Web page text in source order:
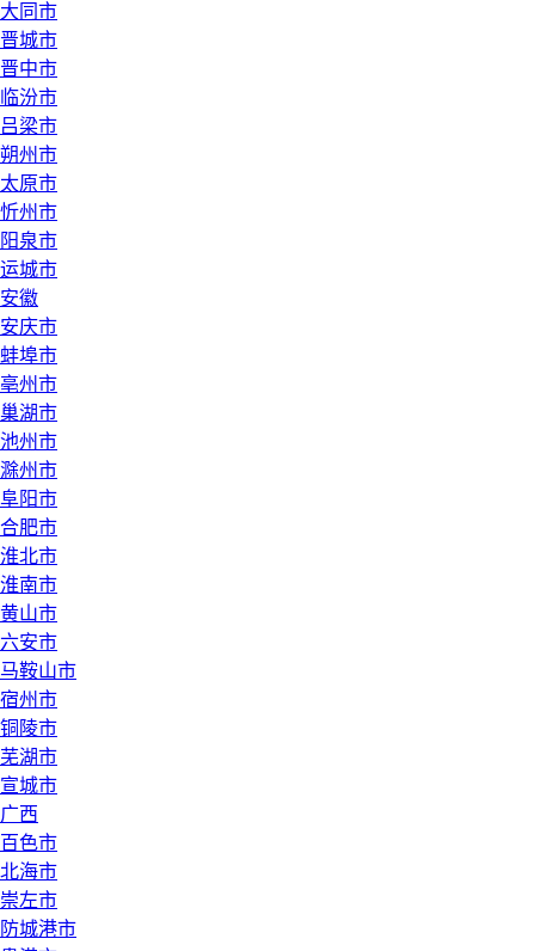
大同市
晋城市
晋中市
临汾市
吕梁市
朔州市
太原市
忻州市
阳泉市
运城市
安徽
安庆市
蚌埠市
亳州市
巢湖市
池州市
滁州市
阜阳市
合肥市
淮北市
淮南市
黄山市
六安市
马鞍山市
宿州市
铜陵市
芜湖市
宣城市
广西
百色市
北海市
崇左市
防城港市